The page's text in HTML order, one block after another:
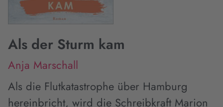
Als der Sturm kam
Anja Marschall
Als die Flutkatastrophe über Hamburg
hereinbricht, wird die Schreibkraft Marion